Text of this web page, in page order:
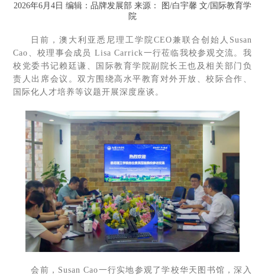
2026年6月4日 编辑：品牌发展部 来源：
图/白宇馨 文/国际教育学
院
日前，澳大利亚悉尼理工学院CEO兼联合创始人Susan
Cao、校理事会成员 Lisa Carrick一行莅临我校参观交流。我
校党委书记赖廷谦、国际教育学院副院长王也及相关部门负
责人出席会议。双方围绕高水平教育对外开放、校际合作、
国际化人才培养等议题开展深度座谈。
会前，Susan Cao一行实地参观了学校华天图书馆，深入